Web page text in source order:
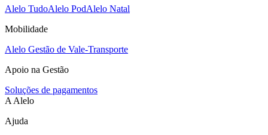
Alelo TudoAlelo PodAlelo Natal
Mobilidade
Alelo Gestão de Vale-Transporte
Apoio na Gestão
Soluções de pagamentos
A Alelo
Ajuda